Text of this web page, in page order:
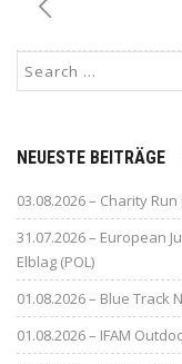
NEUESTE BEITRÄGE
03.08.2026 – Charity
31.07.2026 – European
Elblag (POL)
01.08.2026 – Blue Track
01.08.2026 – IFAM